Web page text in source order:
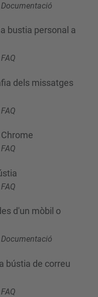
Documentació
bustia personal a
FAQ
dels missatges
FAQ
FAQ
FAQ
d'un mòbil o
Documentació
bústia de correu
FAQ